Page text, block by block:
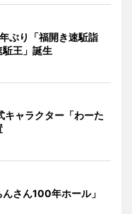
ぶり「福開き速駈詣
王」誕生
キャラクター「わーた
んさん100年ホール」